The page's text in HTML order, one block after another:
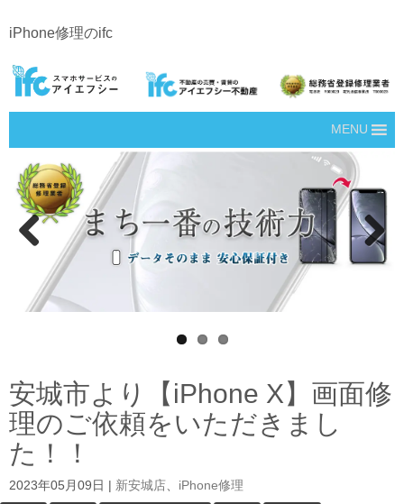
iPhone修理のifc
MENU
Next
安城市より【iPhone X】画面修
理のご依頼をいただきまし
た！！
2023年05月09日 新安城店 iPhone修理